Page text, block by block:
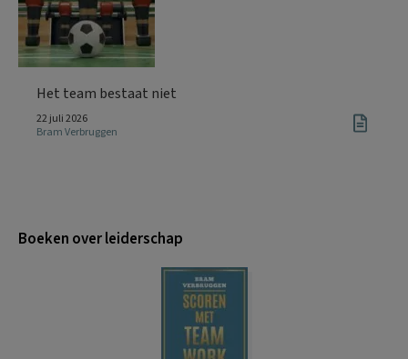
Het team bestaat niet
22 juli 2026
Bram Verbruggen
Boeken over leiderschap